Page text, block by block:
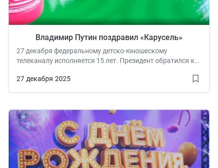
27 декабря 2025
Владимир Путин поздравил «Карусель»
27 декабря федеральному детско-юношескому
телеканалу исполняется 15 лет. Президент обратился к